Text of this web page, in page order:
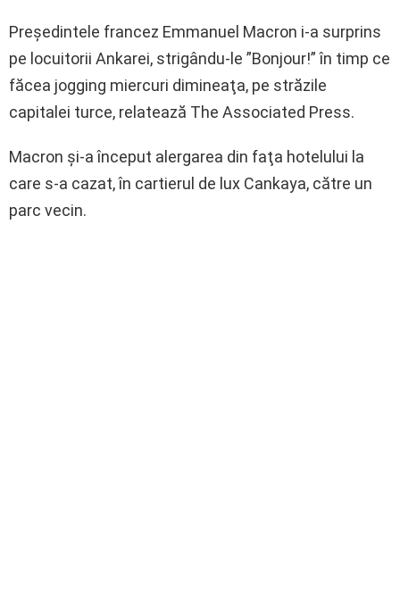
Preşedintele francez Emmanuel Macron i-a surprins
pe locuitorii Ankarei, strigându-le ”Bonjour!” în timp ce
făcea jogging miercuri dimineaţa, pe străzile
capitalei turce, relatează The Associated Press.
Macron şi-a început alergarea din faţa hotelului la
care s-a cazat, în cartierul de lux Cankaya, către un
parc vecin.